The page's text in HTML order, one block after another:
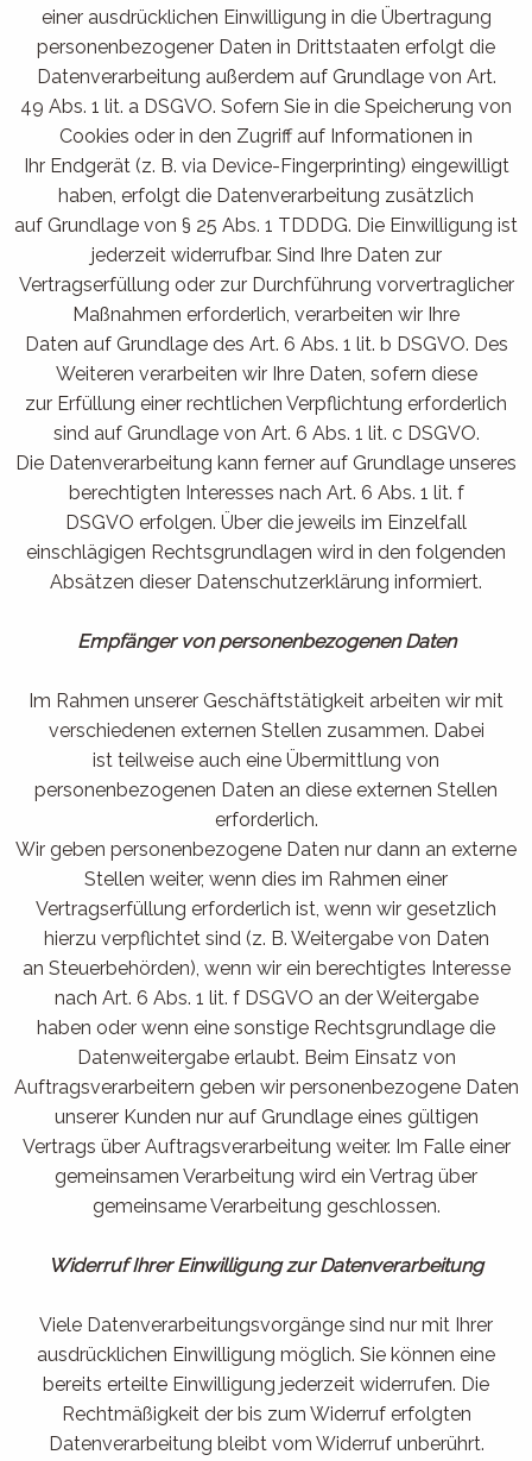
einer ausdrücklichen Einwilligung in die Übertragung
personenbezogener Daten in Drittstaaten erfolgt die
Datenverarbeitung außerdem auf Grundlage von Art.
49 Abs. 1 lit. a DSGVO. Sofern Sie in die Speicherung von
Cookies oder in den Zugriff auf Informationen in
Ihr Endgerät (z. B. via Device-Fingerprinting) eingewilligt
haben, erfolgt die Datenverarbeitung zusätzlich
auf Grundlage von § 25 Abs. 1 TDDDG. Die Einwilligung ist
jederzeit widerrufbar. Sind Ihre Daten zur
Vertragserfüllung oder zur Durchführung vorvertraglicher
Maßnahmen erforderlich, verarbeiten wir Ihre
Daten auf Grundlage des Art. 6 Abs. 1 lit. b DSGVO. Des
Weiteren verarbeiten wir Ihre Daten, sofern diese
zur Erfüllung einer rechtlichen Verpflichtung erforderlich
sind auf Grundlage von Art. 6 Abs. 1 lit. c DSGVO.
Die Datenverarbeitung kann ferner auf Grundlage unseres
berechtigten Interesses nach Art. 6 Abs. 1 lit. f
DSGVO erfolgen. Über die jeweils im Einzelfall
einschlägigen Rechtsgrundlagen wird in den folgenden
Absätzen dieser Datenschutzerklärung informiert.
Empfänger von personenbezogenen Daten
Im Rahmen unserer Geschäftstätigkeit arbeiten wir mit
verschiedenen externen Stellen zusammen. Dabei
ist teilweise auch eine Übermittlung von
personenbezogenen Daten an diese externen Stellen
erforderlich.
Wir geben personenbezogene Daten nur dann an externe
Stellen weiter, wenn dies im Rahmen einer
Vertragserfüllung erforderlich ist, wenn wir gesetzlich
hierzu verpflichtet sind (z. B. Weitergabe von Daten
an Steuerbehörden), wenn wir ein berechtigtes Interesse
nach Art. 6 Abs. 1 lit. f DSGVO an der Weitergabe
haben oder wenn eine sonstige Rechtsgrundlage die
Datenweitergabe erlaubt. Beim Einsatz von
Auftragsverarbeitern geben wir personenbezogene Daten
unserer Kunden nur auf Grundlage eines gültigen
Vertrags über Auftragsverarbeitung weiter. Im Falle einer
gemeinsamen Verarbeitung wird ein Vertrag über
gemeinsame Verarbeitung geschlossen.
Widerruf Ihrer Einwilligung zur Datenverarbeitung
Viele Datenverarbeitungsvorgänge sind nur mit Ihrer
ausdrücklichen Einwilligung möglich. Sie können eine
bereits erteilte Einwilligung jederzeit widerrufen. Die
Rechtmäßigkeit der bis zum Widerruf erfolgten
Datenverarbeitung bleibt vom Widerruf unberührt.